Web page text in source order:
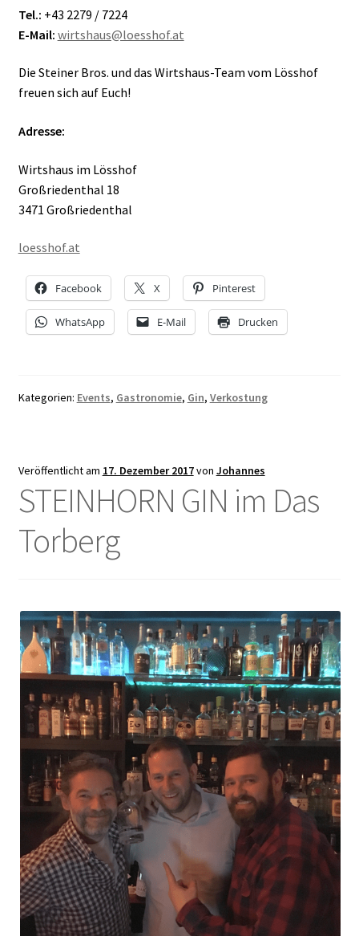
Tel.: +43 2279 / 7224
E-Mail: wirtshaus@loesshof.at
Die Steiner Bros. und das Wirtshaus-Team vom Lösshof
freuen sich auf Euch!
Adresse:
Wirtshaus im Lösshof
Großriedenthal 18
3471 Großriedenthal
loesshof.at
Facebook X Pinterest
WhatsApp E-Mail Drucken
Kategorien: Events, Gastronomie, Gin, Verkostung
Veröffentlicht am 17. Dezember 2017von Johannes
STEINHORN GIN im Das
Torberg